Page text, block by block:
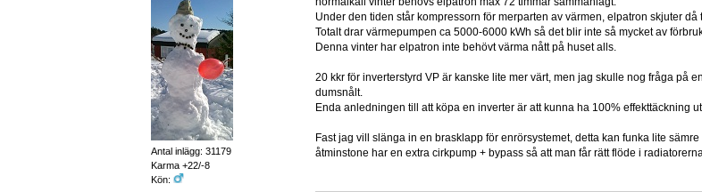
Antal inlägg: 31179
Karma +22/-8
Kön:
Under den tiden står kompressorn för merparten av värmen, elpatron skjuter då
Totalt drar värmepumpen ca 5000-6000 kWh så det blir inte så mycket av
Denna vinter har elpatron inte behövt värma nått på huset alls.
20 kkr för inverterstyrd VP är kanske lite mer värt, men jag skulle nog fråga på
dumsnålt.
Enda anledningen till att köpa en inverter är att kunna ha 100% effekttäckning
Fast jag vill slänga in en brasklapp för enrörsystemet, detta kan funka lite
åtminstone har en extra cirkpump + bypass så att man får rätt flöde i